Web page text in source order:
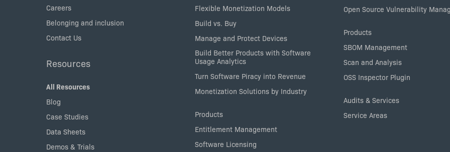
Careers
Belonging and inclusion
Contact Us
Resources
All Resources
Blog
Case Studies
Data Sheets
Demos & Trials
Flexible Monetization Models
Build vs. Buy
Manage and Protect Devices
Build Better Products with Software
Usage Analytics
Turn Software Piracy into Revenue
Monetization Solutions by Industry
Products
Entitlement Management
Software Licensing
Open Source Vulnerability
Products
SBOM Management
Scan and Analysis
OSS Inspector Plugin
Audits & Services
Service Areas